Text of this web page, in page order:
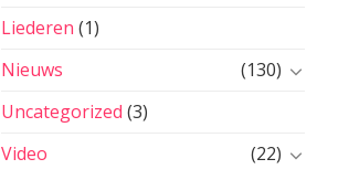
Liederen (1)
Nieuws
(130)
Uncategorized (3)
Video
(22)